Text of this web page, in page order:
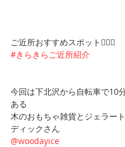
ご近所おすすめスポット🏃‍♀️✨
#きらきらご近所紹介
今回は下北沢から自転車で10
ある
木のおもちゃ雑貨とジェラー
ディックさん
@woodayice